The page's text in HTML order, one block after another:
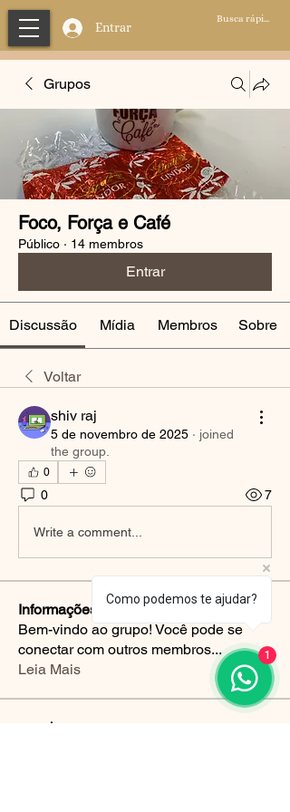
Entrar
Grupos
Foco, Força e Café
Público · 14 membros
Entrar
Discussão Mídia Membros Sobre
Voltar
shiv raj
5 de novembro de 2025 · joined
the group.
0
0 7
Write a comment...
Informações
Bem-vindo ao grupo! Você pode se
conectar com outros membros...
Leia Mais
membros
Como podemos te ajudar?
1